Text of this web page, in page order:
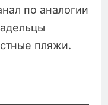
по аналогии
пляжи.